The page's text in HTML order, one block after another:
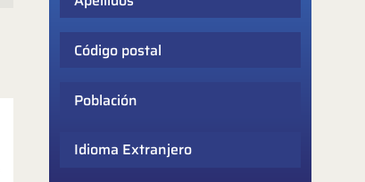
Idioma Extranjero